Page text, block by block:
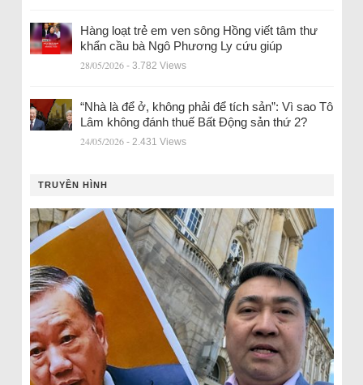
Hàng loạt trẻ em ven sông Hồng viết tâm thư
khẩn cầu bà Ngô Phương Ly cứu giúp
28/05/2026 - 3.782 Views
“Nhà là để ở, không phải để tích sản”: Vì sao Tô
Lâm không đánh thuế Bất Động sản thứ 2?
24/05/2026 - 2.431 Views
TRUYỀN HÌNH